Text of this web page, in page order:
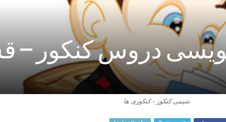
اول
نویسی دروس کنکور
شیمی کنکور - کنکوری ها